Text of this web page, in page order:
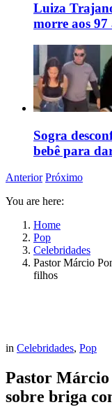
Luiza
morre aos 97
Sogra
bebê para
Anterior Próximo
You are here:
Home
Pop
Celebridades
Pastor Márcio
filhos
in Celebridades, Pop
Pastor Márcio
sobre briga